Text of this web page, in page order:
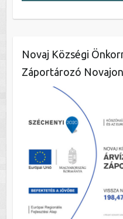
Novaj Községi
Záportározó Novajon